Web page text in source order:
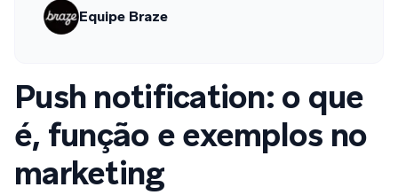
Equipe Braze
Push notification: o que
é, função e exemplos no
marketing